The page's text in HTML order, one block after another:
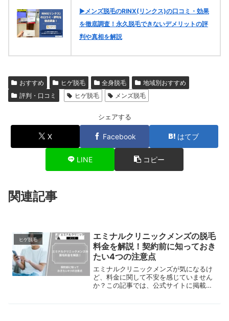
▶メンズ脱毛のRINX(リンクス)の口コミ・効果
を徹底調査！永久脱毛できないデメリットの評
判や真相を解説
おすすめ ヒゲ脱毛 全身脱毛
地域別おすすめ
評判・口コミ
ヒゲ脱毛 メンズ脱毛
シェアする
X Facebook はてブ
LINE コピー
関連記事
ヒゲ脱毛
エミナルクリニックメンズの脱毛
料金を解説！契約前に知っておき
たい4つの注意点
エミナルクリニックメンズが気になるけ
ど、料金に関して不安を感じていません
か？この記事では、公式サイトに掲載さ